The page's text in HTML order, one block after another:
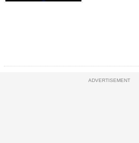
ADVERTISEMENT